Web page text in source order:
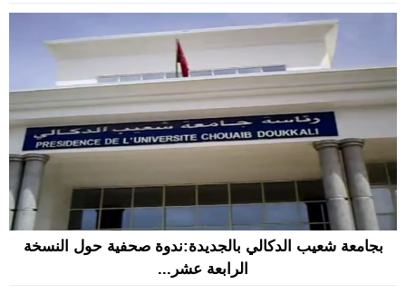
بجامعة شعيب الدكالي بالجديدة:ندوة صحفية حول النسخة
الرابعة عشر...